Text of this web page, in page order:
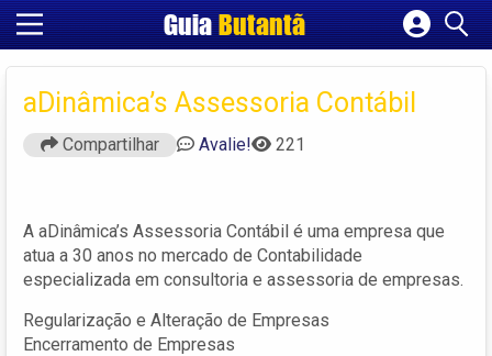
GuiaButantã
Cadastrar empresa
Criar conta
aDinâmica’s Assessoria Contábil
Compartilhar Avalie! 221
A aDinâmica’s Assessoria Contábil é uma empresa que
atua a 30 anos no mercado de Contabilidade
especializada em consultoria e assessoria de empresas.
Regularização e Alteração de Empresas
Encerramento de Empresas